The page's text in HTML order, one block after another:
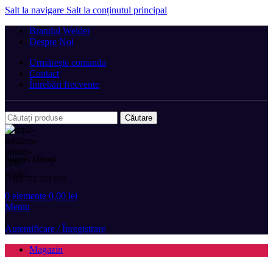
Salt la navigare Salt la conținutul principal
Brandul Weider
Despre Noi
Urmărește comanda
Contact
Întrebări frecvente
Căutare
Suport clienți:
(+40) 752 233 905
0 elemente 0,00 lei
Meniu
Autentificare / Înregistrare
Magazin